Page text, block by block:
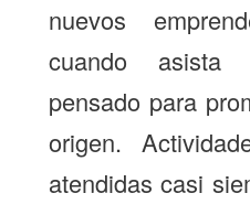
nuevos
cuando
pensado para
origen.
atendidas casi